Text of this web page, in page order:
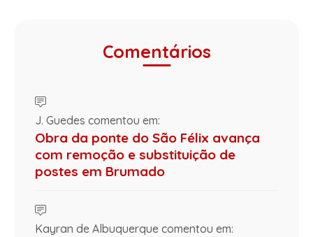
Comentários
J. Guedes comentou em:
Obra da ponte do São Félix avança
com remoção e substituição de
postes em Brumado
Kayran de Albuquerque comentou em: